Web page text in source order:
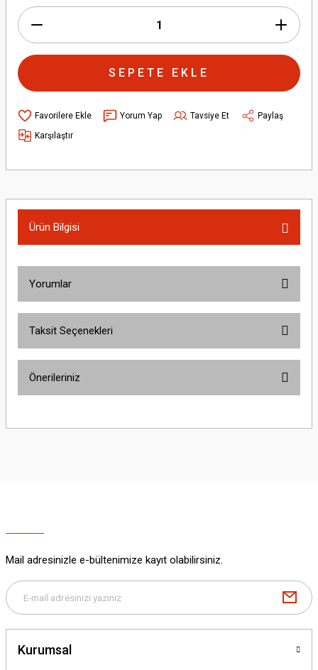
SEPETE EKLE
Yorum Yap Tavsiye Et
Paylaş
Karşılaştır
Ürün Bilgisi
Yorumlar
Taksit Seçenekleri
Önerileriniz
yetersiz gördüğünüz noktaları öneri formunu kullanarak tarafımıza
Bu ürüne benzer farklı alternatifler olmalı.
Mail adresinizle e-bültenimize kayıt olabilirsiniz.
Kurumsal